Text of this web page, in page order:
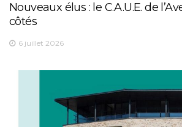
Nouveaux élus : le C.A.U.E. de
côtés
6 juillet 2026